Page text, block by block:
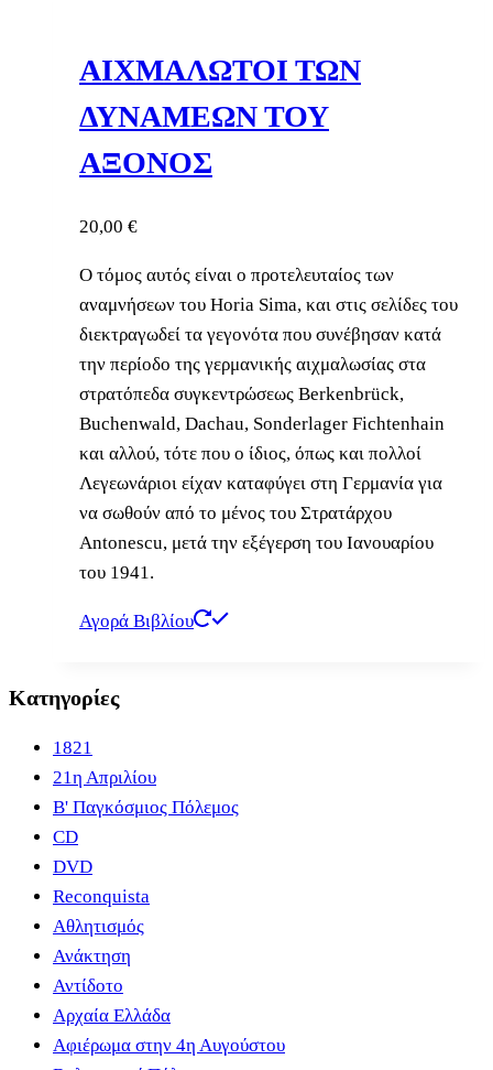
ΑΙΧΜΑΛΩΤΟΙ ΤΩΝ
ΔΥΝΑΜΕΩΝ ΤΟΥ
AΞΟΝΟΣ
20,00 €
Ο τόμος αυτός είναι ο προτελευταίος των
αναμνήσεων του Horia Sima, και στις σελίδες του
διεκτραγωδεί τα γεγονότα που συνέβησαν κατά
την περίοδο της γερμανικής αιχμαλωσίας στα
στρατόπεδα συγκεντρώσεως Berkenbrück,
Buchenwald, Dachau, Sonderlager Fichtenhain
και αλλού, τότε που ο ίδιος, όπως και πολλοί
Λεγεωνάριοι είχαν καταφύγει στη Γερμανία για
να σωθούν από το μένος του Στρατάρχου
Antonescu, μετά την εξέγερση του Ιανουαρίου
του 1941.
Αγορά Βιβλίου
Κατηγορίες
1821
21η Απριλίου
B' Παγκόσμιος Πόλεμος
CD
DVD
Reconquista
Αθλητισμός
Ανάκτηση
Αντίδοτο
Αρχαία Ελλάδα
Αφιέρωμα στην 4η Αυγούστου